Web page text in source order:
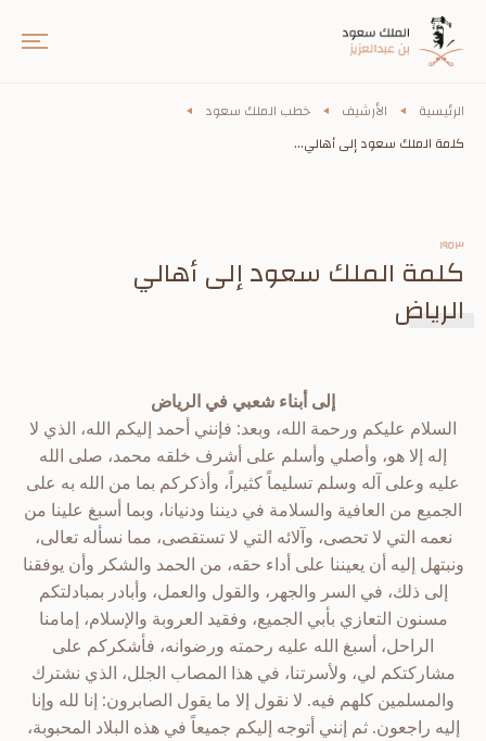
الرئيسية الأرشيف
خطب الملك سعود
كلمة الملك سعود إلى أهالي...
١٩٥٣
كلمة الملك سعود إلى أهالي
الرياض
إلى أبناء شعبي في الرياض
السلام عليكم ورحمة الله، وبعد: فإنني أحمد إليكم الله، الذي لا
إله إلا هو، وأصلي وأسلم على أشرف خلقه محمد، صلى الله
عليه وعلى آله وسلم تسليماً كثيراً، وأذكركم بما من الله به على
الجميع من العافية والسلامة في ديننا ودنيانا، وبما أسبغ علينا من
نعمه التي لا تحصى، وآلائه التي لا تستقصى، مما نسأله تعالى،
ونبتهل إليه أن يعيننا على أداء حقه، من الحمد والشكر وأن يوفقنا
إلى ذلك، في السر والجهر، والقول والعمل، وأبادر بمبادلتكم
مسنون التعازي بأبي الجميع، وفقيد العروبة والإسلام، إمامنا
الراحل، أسبغ الله عليه رحمته ورضوانه، فأشكركم على
مشاركتكم لي، ولأسرتنا، في هذا المصاب الجلل، الذي نشترك
والمسلمين كلهم فيه. لا نقول إلا ما يقول الصابرون: إنا لله وإنا
إليه راجعون. ثم إنني أتوجه إليكم جميعاً في هذه البلاد المحبوبة،